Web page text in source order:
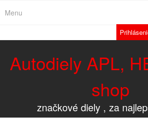
Menu
Autodiely APL,
shop
značkové diely , za